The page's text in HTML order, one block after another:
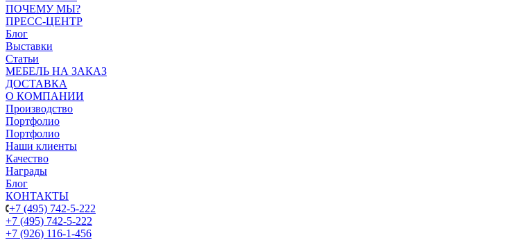
ПОЧЕМУ МЫ?
ПРЕСС-ЦЕНТР
Блог
Выставки
Статьи
МЕБЕЛЬ НА ЗАКАЗ
ДОСТАВКА
О КОМПАНИИ
Производство
Портфолио
Портфолио
Наши клиенты
Качество
Награды
Блог
КОНТАКТЫ
+7 (495) 742-5-222
+7 (495) 742-5-222
+7 (926) 116-1-456